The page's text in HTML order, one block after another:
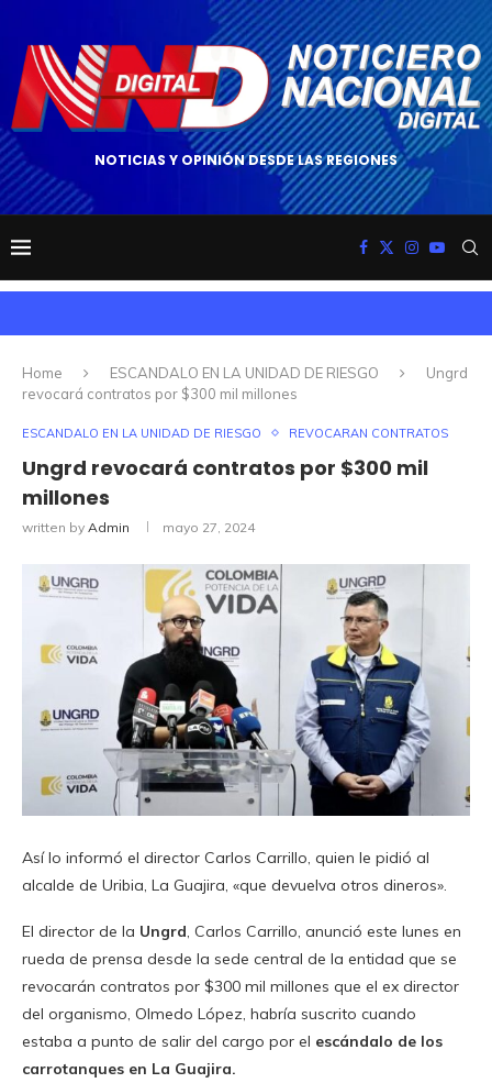
NOTICIAS Y OPINIÓN DESDE LAS REGIONES
Home ESCANDALO EN LA UNIDAD DE RIESGO
Ungrd
revocará contratos por $300 mil millones
ESCANDALO EN LA UNIDAD DE RIESGO REVOCARAN CONTRATOS
Ungrd revocará contratos por $300 mil
millones
written by Admin mayo 27, 2024
Así lo informó el director Carlos Carrillo, quien le pidió al
alcalde de Uribia, La Guajira, «que devuelva otros dineros».
El director de la Ungrd, Carlos Carrillo, anunció este lunes en
rueda de prensa desde la sede central de la entidad que se
revocarán contratos por $300 mil millones que el ex director
del organismo, Olmedo López, habría suscrito cuando
estaba a punto de salir del cargo por el escándalo de los
carrotanques en La Guajira.